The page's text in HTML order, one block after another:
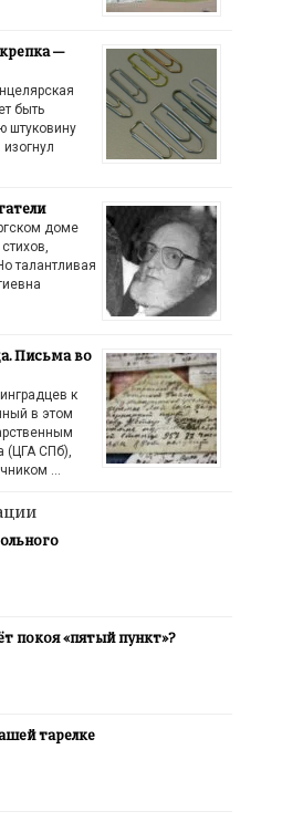
—
быть
штуковину
доме
талантливая
Письма во
к
в этом
(ЦГА СПб),
…
покоя «пятый пункт»?
тарелке